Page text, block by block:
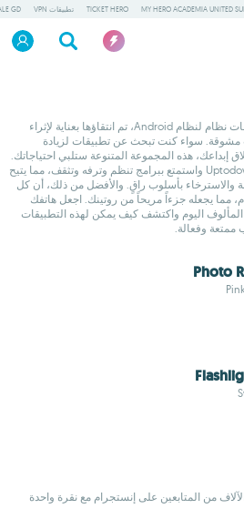
MY HERO ACADEMIA UNITED
TICKET HERO تطبيقات VPN GD
استكشف مجموعة مميزة من تطبيقات نظام لنظام Android، تم انتقاؤها بعناية لإثراء
مشوقة. سواء كنت تبحث عن تطبيقات لزيادة
إبداعك، هذه المجموعة المتنوعة ستلبي احتياجاتك.
قم بتنزيل التطبيقات عن طريق Uptodown واستمتع ببرامج تنظم وترفه وتثقف، مما يتيح
والاسترخاء بأسلوب راقٍ. والأفضل من ذلك، أن كل
مما يجعله جزءاً مريحاً من روتينك. اجعل هاتفك
اليوم واكتشف كيف يمكن لهذه التطبيقات
ممتعة وفعالة.
Photo
الآلاف من المتابعين على إنستجرام مع نقرة واحدة